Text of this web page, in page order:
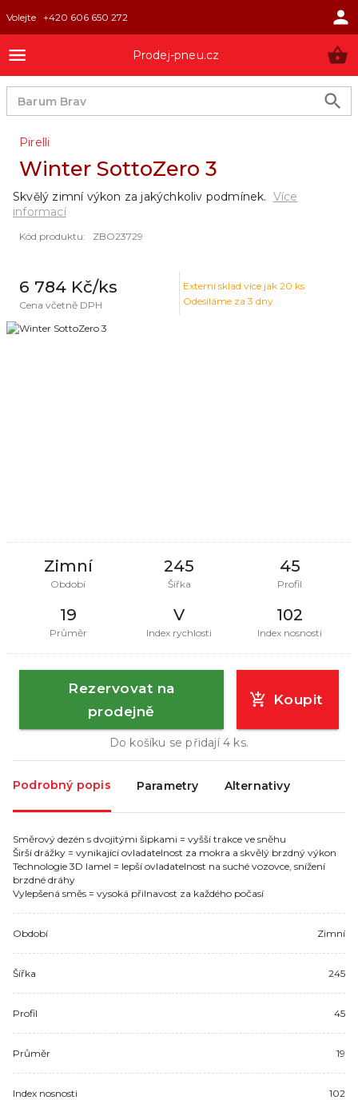
Volejte +420 606 650 272
Prodej-pneu.cz
Pirelli
Winter SottoZero 3
Kód produktu: ZBO23729
6 784 Kč/ks
Cena včetně DPH
Externí sklad více jak 20 ks
Odesíláme za 3 dny
Zimní
Období
245
Šířka
45
Profil
19
Průměr
V
Index rychlosti
102
Index nosnosti
Skvělý zimní výkon za jakýchkoliv podmínek. Více
informací
Rezervovat na
prodejně
Koupit
Do košíku se přidají4 ks.
Podrobný popis Parametry Alternativy
Směrový dezén s dvojitými šipkami = vyšší trakce ve sněhu
Širší drážky = vynikající ovladatelnost za mokra a skvělý brzdný výkon
Technologie 3D lamel = lepší ovladatelnost na suché vozovce, snížení
brzdné dráhy
Vylepšená směs = vysoká přilnavost za každého počasí
Období Zimní
Šířka 245
Profil 45
Průměr 19
Index nosnosti 102